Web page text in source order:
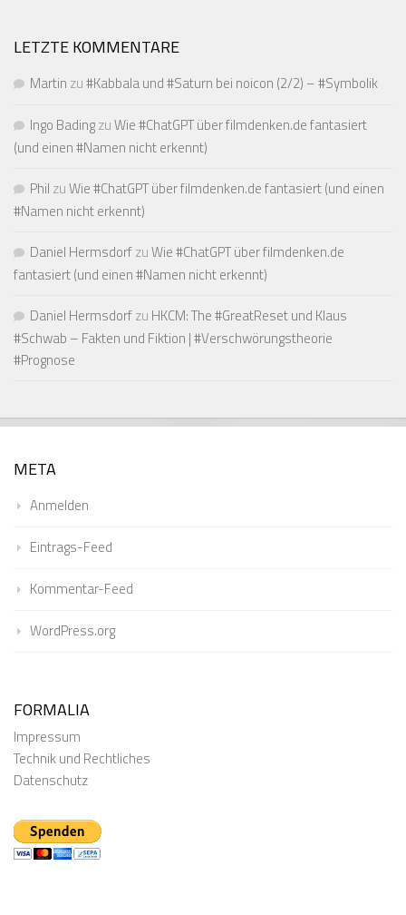
LETZTE KOMMENTARE
Martin zu#Kabbala und #Saturn bei noicon (2/2) – #Symbolik
Ingo BadingzuWie #ChatGPT über filmdenken.de fantasiert
(und einen #Namen nicht erkennt)
Phil zuWie #ChatGPT über filmdenken.de fantasiert (und einen
#Namen nicht erkennt)
Daniel HermsdorfzuWie #ChatGPT über filmdenken.de
fantasiert (und einen #Namen nicht erkennt)
Daniel Hermsdorfzu HKCM: The #GreatReset und Klaus
#Schwab – Fakten und Fiktion | #Verschwörungstheorie
#Prognose
META
Anmelden
Eintrags-Feed
Kommentar-Feed
WordPress.org
FORMALIA
Impressum
Technik und Rechtliches
Datenschutz